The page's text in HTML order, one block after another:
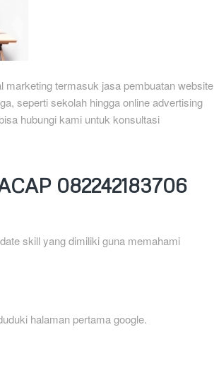
termasuk jasa pembuatan website
seperti sekolah hingga online advertising
hubungi kami untuk konsultasi
082242183706
skill yang dimiliki guna memahami
halaman pertama google.